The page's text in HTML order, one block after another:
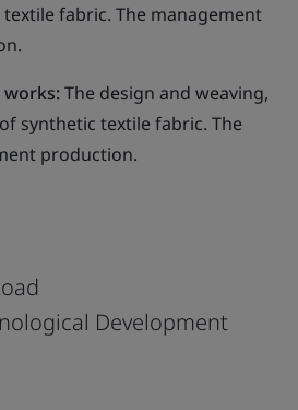
fabric. The management
works:The design and weaving,
synthetic textile fabric. The
production.
Development